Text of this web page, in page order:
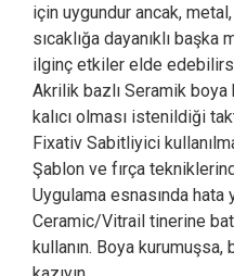
için uygundur ancak,
sıcaklığa dayanıklı
ilginç etkiler elde
Akrilik bazlı Seramik boya
kalıcı olması istenildiği
Fixativ Sabitliyici
Şablon ve fırça
Uygulama esnasında hata
Ceramic/Vitrail tinerine
kullanın. Boya kurumuşsa,